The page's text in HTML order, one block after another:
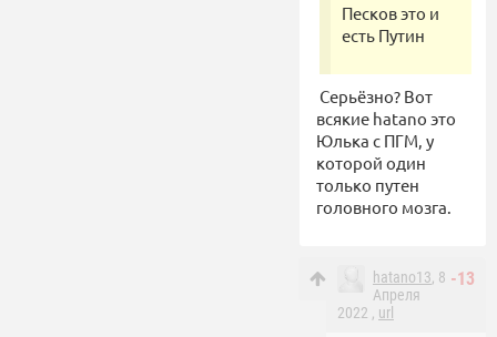
Песков это и
есть Путин
Серьёзно? Вот
всякие hatano это
Юлька с ПГМ, у
которой один
только путен
головного мозга.
-13
hatano13, 8
Апреля
2022 , url